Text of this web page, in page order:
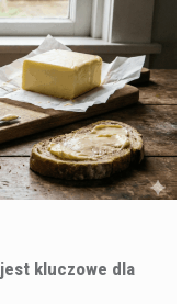
kluczowe dla